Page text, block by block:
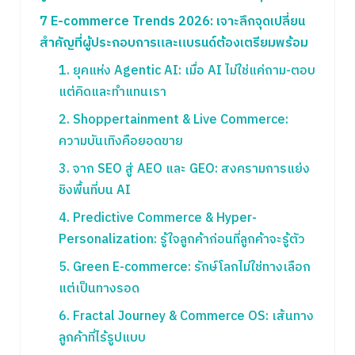
7 E-commerce Trends 2026: เจาะลึกจุดเปลี่ยน
สำคัญที่ผู้ประกอบการและแบรนด์ต้องเตรียมพร้อม
1. ยุคแห่ง Agentic AI: เมื่อ AI ไม่ใช่แค่ถาม-ตอบ
แต่คิดและทำแทนเรา
2. Shoppertainment & Live Commerce:
ความบันเทิงคือยอดขาย
3. จาก SEO สู่ AEO และ GEO: สงครามการแย่ง
ชิงพื้นที่บน AI
4. Predictive Commerce & Hyper-
Personalization: รู้ใจลูกค้าก่อนที่ลูกค้าจะรู้ตัว
5. Green E-commerce: รักษ์โลกไม่ใช่ทางเลือก
แต่เป็นทางรอด
6. Fractal Journey & Commerce OS: เส้นทาง
ลูกค้าที่ไร้รูปแบบ